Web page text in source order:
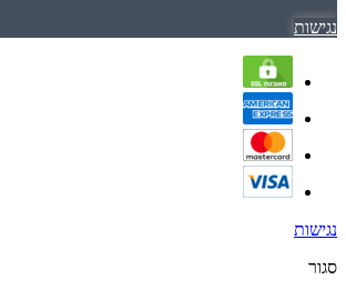
נגישות
נגישות
סגור